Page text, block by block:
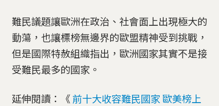
難民議題讓歐洲在政治、社會面上出現極大的
動蕩，也讓標榜無邊界的歐盟精神受到挑戰，
但是國際特赦組織指出，歐洲國家其實不是接
受難民最多的國家。
延伸閱讀：《 前十大收容難民國家 歐美榜上